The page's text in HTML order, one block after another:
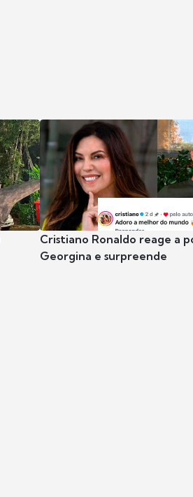
Cristiano Ronaldo reage a
Georgina e surpreende